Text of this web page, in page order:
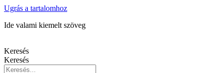
Ugrás a tartalomhoz
Ide valami kiemelt szöveg
Keresés
Keresés